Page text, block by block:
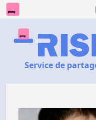
Service de